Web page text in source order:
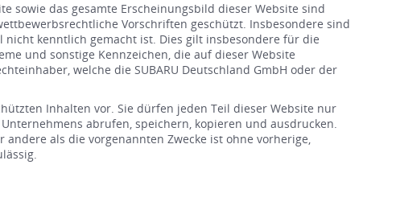
sowie das gesamte Erscheinungsbild dieser Website sind
Vorschriften geschützt. Insbesondere sind
kenntlich gemacht ist. Dies gilt insbesondere für die
und sonstige Kennzeichen, die auf dieser Website
welche die SUBARU Deutschland GmbH oder der
Inhalten vor. Sie dürfen jeden Teil dieser Website nur
abrufen, speichern, kopieren und ausdrucken.
als die vorgenannten Zwecke ist ohne vorherige,